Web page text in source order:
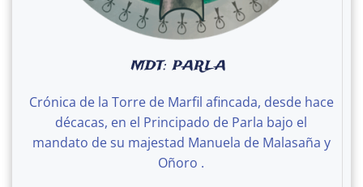
MDT: PARLA
Crónica de la Torre de Marfil afincada, desde hace
décacas, en el Principado de Parla bajo el
mandato de su majestad Manuela de Malasaña y
Oñoro .